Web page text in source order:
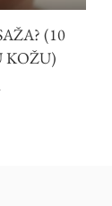
(10
KOŽU)